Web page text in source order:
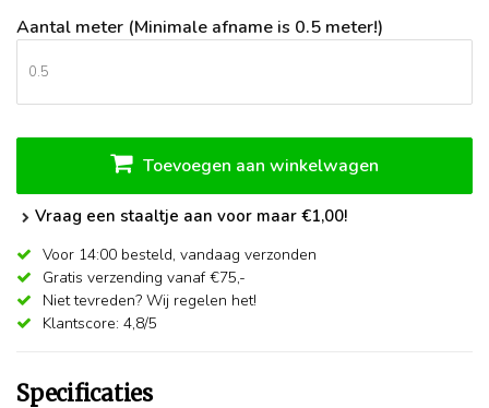
Aantal meter (Minimale afname is 0.5 meter!)
Toevoegen aan winkelwagen
Vraag een staaltje aan voor maar €1,00!
Voor 14:00 besteld, vandaag verzonden
Gratis verzending vanaf €75,-
Niet tevreden? Wij regelen het!
Klantscore: 4,8/5
Specificaties